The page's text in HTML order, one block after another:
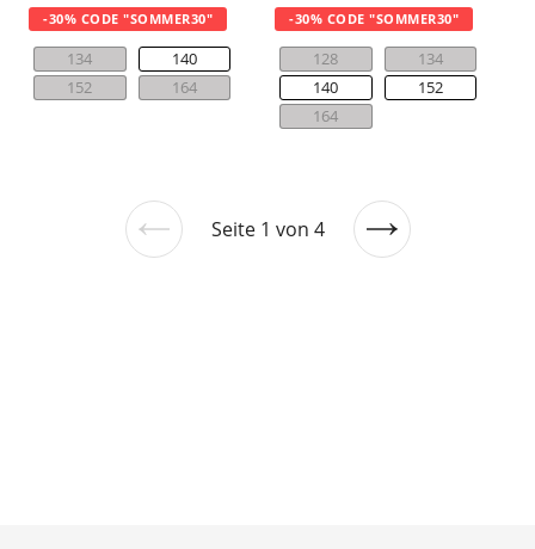
-30% CODE "SOMMER30"
134
140
152
164
-30% CODE "SOMMER30"
128
134
140
152
164
VorherigeSeite 1 von 4
Nächste